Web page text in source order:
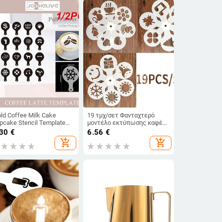
Coffee Milk Cake
Stencil Template
Barista Cappuccino
Strew Pad Duster
€
add_shopping_cart
19 τμχ/σετ Φανταχτερό
μοντέλο εκτύπωσης καφέ
Στένσιλ με αφρό κέικ Σχέδιο
καφέ με φόρμα καπουτσίνο
Εργαλεία κόσκινου ζάχαρης
6.56 €
add_shopping_cart